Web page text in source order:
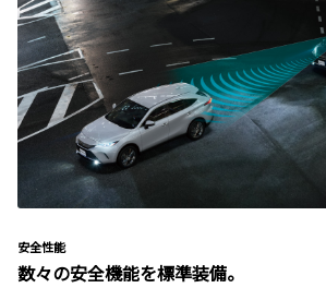
安全性能
数々の安全機能を標準装備。